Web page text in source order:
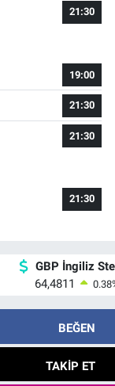
21:30
19:00
21:30
21:30
21:30
GBP İngiliz
64,4811
0.38
BEĞEN
TAKIP ET